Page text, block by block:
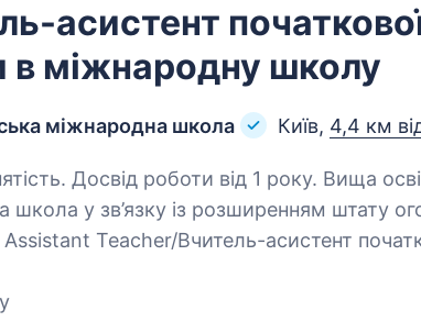
асистент
в міжнародну школу
міжнародна школа Київ, 4,4 км
Досвід роботи від 1 року. Вища освіта.
школа у зв’язку із розширенням штату
Assistant Teacher/Вчитель-асистент